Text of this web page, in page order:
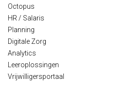
Octopus
HR / Salaris
Planning
Digitale Zorg
Analytics
Leeroplossingen
Vrijwilligersportaal